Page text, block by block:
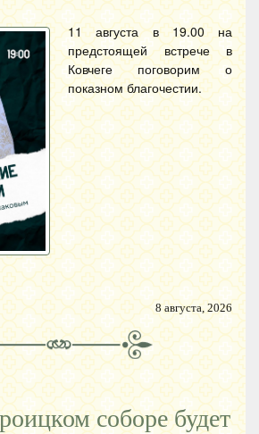
11 августа в 19.00 на
предстоящей встрече в
Ковчеге поговорим о
показном благочестии.
8 августа, 2026
соборе будет